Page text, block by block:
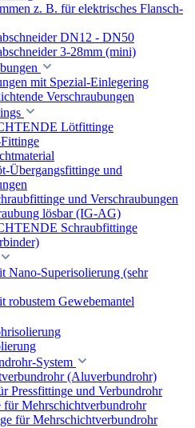
z. B. für elektrisches Flansch-
DN12 - DN50
3-28mm (mini)
mit Spezial-Einlegering
Verschraubungen
Lötfittinge
Übergangsfittinge und
und Verschraubungen
lösbar (IG-AG)
Schraubfittinge
Nano-Superisolierung (sehr
robustem Gewebemantel
System
(Aluverbundrohr)
Pressfittinge und Verbundrohr
für Mehrschichtverbundrohr
für Mehrschichtverbundrohr